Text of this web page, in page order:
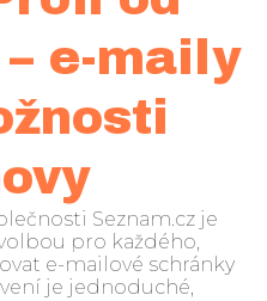
e-maily
Seznam.cz je
pro každého,
e-mailové schránky
je jednoduché,